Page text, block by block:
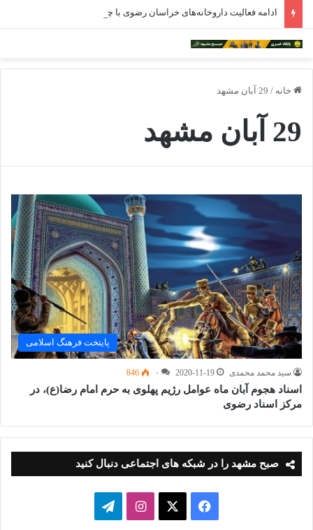
خانه / 29 آبان مشهد
29 آبان مشهد
پایتخت فرهنگ اسلامی
سید محمد محمدی 2020-11-19 ۰ 846
اسناد هجوم آبان ماه عوامل رژیم پهلوی به حرم امام رضا(ع)، در
مرکز اسناد رضوی
صبح مشهد را در شبکه های اجتماعی دنبال کنید
فیسبوک ایکساینستاگرامتلگرام